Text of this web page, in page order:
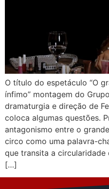
O título do espetáculo “O
ínfimo” montagem do
dramaturgia e direção de
coloca algumas questões.
antagonismo entre o
circo como uma palavra-
que transita a
[…]